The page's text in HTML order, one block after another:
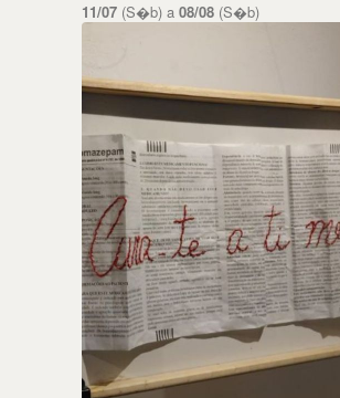
11/07 (S�b) a 08/08 (S�b)